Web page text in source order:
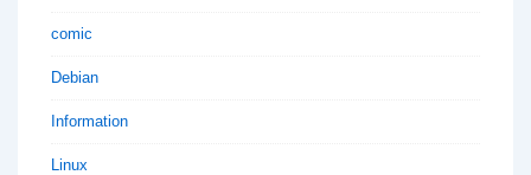
comic
Debian
Information
Linux